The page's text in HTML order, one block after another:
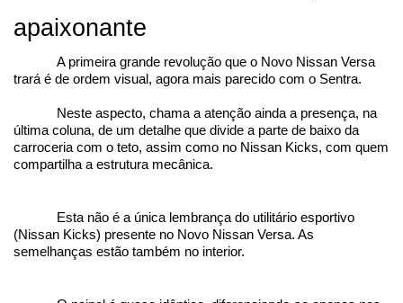
apaixonante
A primeira grande revolução que o Novo Nissan Versa
trará é de ordem visual, agora mais parecido com o Sentra.
Neste aspecto, chama a atenção ainda a presença, na
última coluna, de um detalhe que divide a parte de baixo da
carroceria com o teto, assim como no Nissan Kicks, com quem
compartilha a estrutura mecânica.
Esta não é a única lembrança do utilitário esportivo
(Nissan Kicks) presente no Novo Nissan Versa. As
semelhanças estão também no interior.